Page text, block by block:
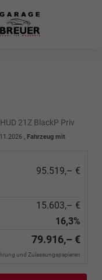
21Z BlackP Priv
, Fahrzeug mit
95.519,– €
15.603,– €
16,3%
79.916,– €
und Zulassungspapieren